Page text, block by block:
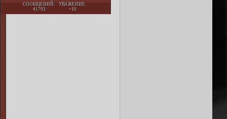
СООБЩЕНИЙ:
41793
УВАЖЕНИЕ:
+10